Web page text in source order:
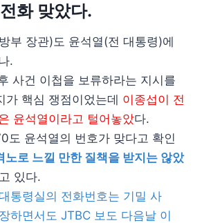
화 맞았다.
부 장관)도 윤석열(전 대통령)에
.
사건 이첩을 보류하라는 지시를
가 핵심 쟁점이었는데 이종섭이 전
윤석열이라고 털어놓았다.
윤석열의 번호가 맞다고 확인
노로 느낄 만한 질책을 받지는 않았
있다.
통령실의 전화번호는 기밀 사
하면서도 JTBC 보도 다음날 이